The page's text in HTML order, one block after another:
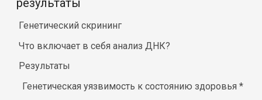
результаты
Генетический скрининг
Что включает в себя анализ ДНК?
Результаты
Генетическая уязвимость к состоянию здоровья*